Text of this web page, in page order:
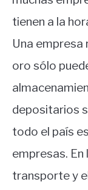
tienen a la
Una empresa
oro sólo
depositarios
todo el país
empresas.
transporte y